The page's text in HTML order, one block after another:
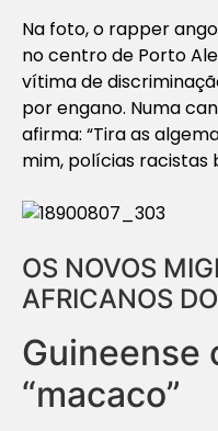
Na foto, o rapper
no centro de Porto
vítima de
por engano. Numa
afirma: “Tira as
mim, polícias racistas
OS NOVOS
AFRICANOS
Guineense
“macaco”